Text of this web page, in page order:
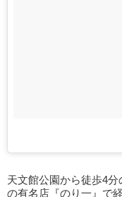
天文館公園から徒歩4
の有名店『のり一』で